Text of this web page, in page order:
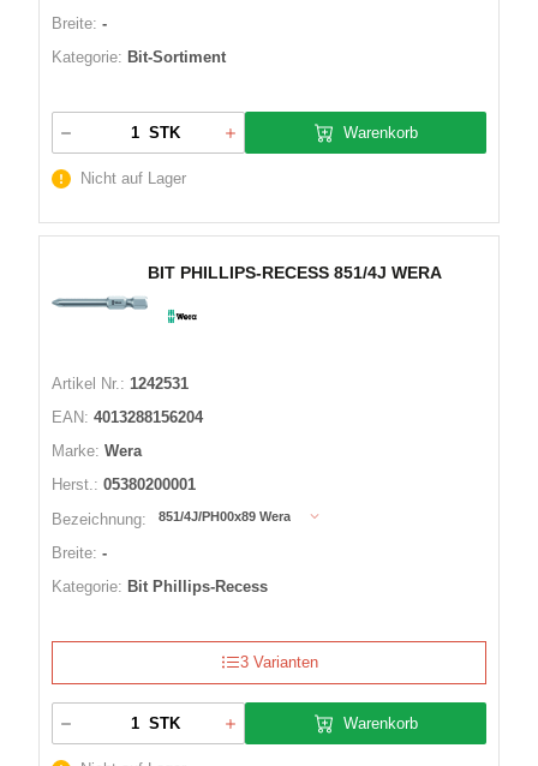
Breite: -
Kategorie: Bit-Sortiment
STK Warenkorb
Nicht auf Lager
BIT PHILLIPS-RECESS 851/4J WERA
Artikel Nr.: 1242531
EAN: 4013288156204
Marke: Wera
Herst.: 05380200001
Bezeichnung:
851/4J/PH00x89 Wera
Breite: -
Kategorie: Bit Phillips-Recess
3 Varianten
STK Warenkorb